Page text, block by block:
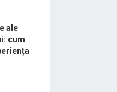
ale
cum